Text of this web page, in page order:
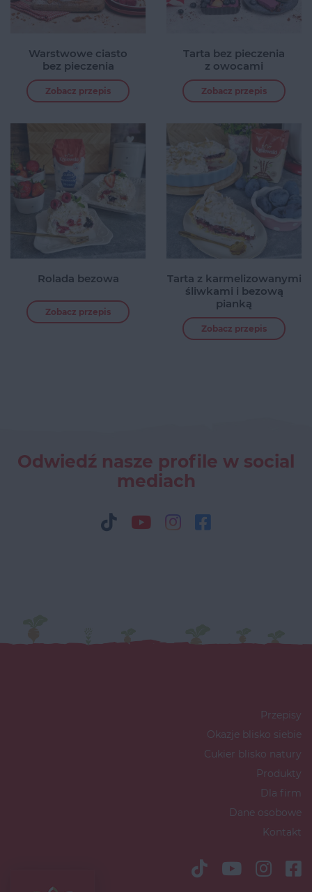
Warstwowe ciasto
bez pieczenia
Zobacz przepis
Tarta bez pieczenia
z owocami
Zobacz przepis
Rolada bezowa
Zobacz przepis
Tarta z karmelizowanymi
śliwkami i bezową
pianką
Zobacz przepis
Odwiedź nasze profile w social
mediach
Przepisy
Okazje blisko siebie
Cukier blisko natury
Produkty
Dla firm
Dane osobowe
Kontakt